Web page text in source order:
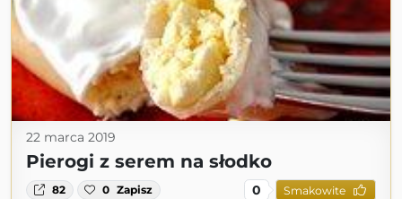
22 marca 2019
Pierogi z serem na słodko
82 0 Zapisz 0 Smakowite